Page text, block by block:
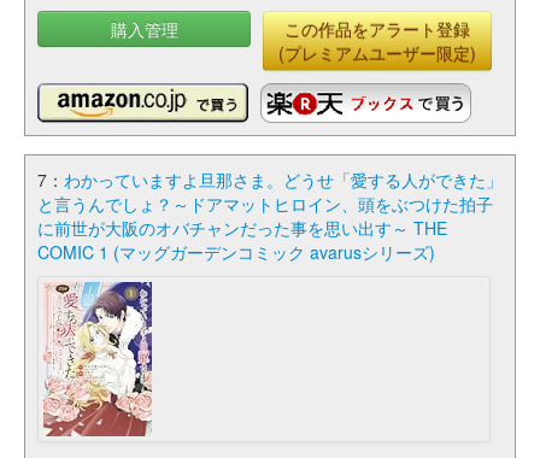
購入管理
この作品をアラート登録
(プレミアムユーザー限定)
7： わかっていますよ旦那さま。どうせ「愛する人ができた」
と言うんでしょ？～ドアマットヒロイン、頭をぶつけた拍子
に前世が大阪のオバチャンだった事を思い出す～ THE
COMIC 1 (マッグガーデンコミック avarusシリーズ)